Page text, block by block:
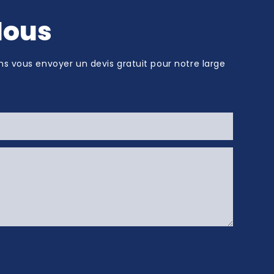
à glace
rehausser
vous envoyer un devis gratuit pour notre large